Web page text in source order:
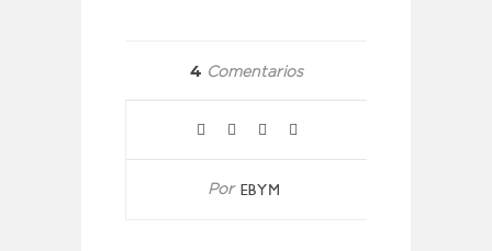
4 Comentarios
Por EBYM